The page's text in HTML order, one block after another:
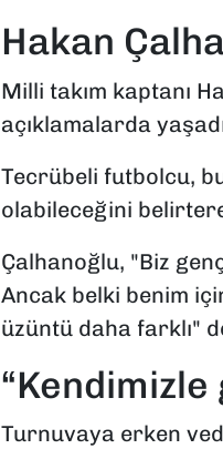
Hakan
Milli takım kaptanı
açıklamalarda
Tecrübeli futbolcu,
olabileceğini
Çalhanoğlu, "Biz
Ancak belki benim
üzüntü daha farklı"
“Kendimizle
Turnuvaya erken